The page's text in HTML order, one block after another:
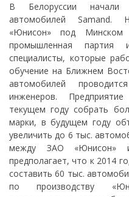
В Белоруссии начали
автомобилей Samand.
«Юнисон» под Минском
промышленная партия
специалисты, которые
обучение на Ближнем
автомобилей
инженеров.
текущем году собрать
марки, в будущем году
увеличить до 6 тыс.
между ЗАО «Юнисон»
предполагает, что к 2014
составить 60 тыс.
по производству